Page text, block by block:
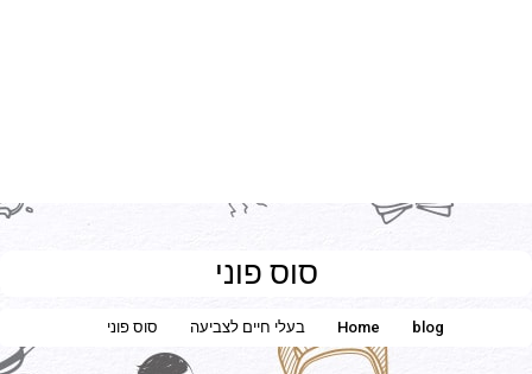
סוס פוני
Home blog בעלי חיים לצביעה סוס פוני